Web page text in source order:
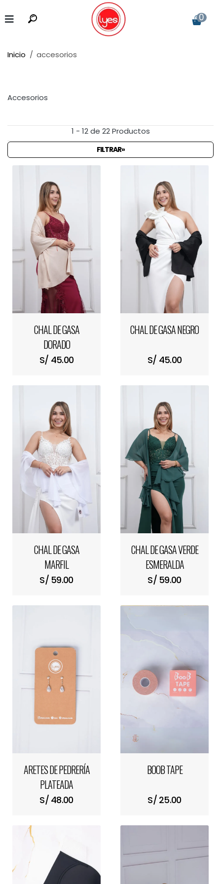
0
Inicio accesorios
Accesorios
1 - 12 de 22 Productos
FILTRAR»
CHAL DE GASA
DORADO
S/ 45.00
CHAL DE GASA NEGRO
S/ 45.00
CHAL DE GASA
MARFIL
S/ 59.00
CHAL DE GASA VERDE
ESMERALDA
S/ 59.00
ARETES DE PEDRERÍA
PLATEADA
S/ 48.00
BOOB TAPE
S/ 25.00